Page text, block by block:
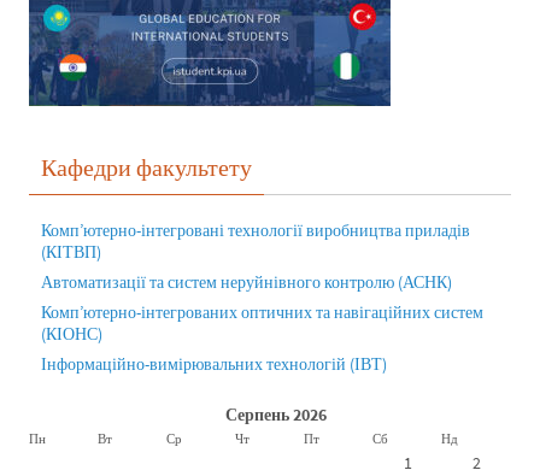
Кафедри факультету
Комп’ютерно-інтегровані технології виробництва приладів
(КІТВП)
Автоматизації та систем неруйнівного контролю (АСНК)
Комп’ютерно-інтегрованих оптичних та навігаційних систем
(КІОНС)
Інформаційно-вимірювальних технологій (ІВТ)
Серпень 2026
Пн Вт Ср Чт Пт Сб Нд
1
2